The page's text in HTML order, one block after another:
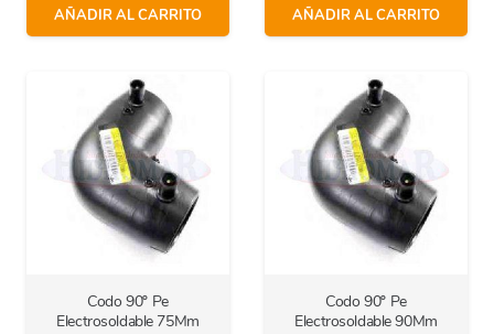
AÑADIR AL CARRITO AÑADIR AL CARRITO
Codo 90º Pe
Electrosoldable 75Mm
Codo 90º Pe
Electrosoldable 90Mm